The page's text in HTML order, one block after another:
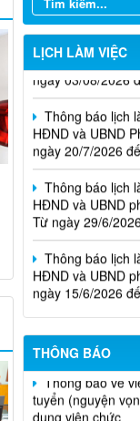
LỊCH LÀM VIỆC
Thông báo lịch
HĐND và UBND
ngày 03/08/2026
Thông báo lịch
HĐND và UBND
ngày 20/7/2026
Thông báo lịch
HĐND và UBND
Từ ngày 29/6/
Thông báo lịch
HĐND và UBND
ngày 15/6/2026
Thông báo lịch
tịch Hội đồng
khu phố trên địa
THÔNG BÁO
Niêm yết
trợ, tái định cư
Thông báo về
tuyển (nguyện
dụng viên chức